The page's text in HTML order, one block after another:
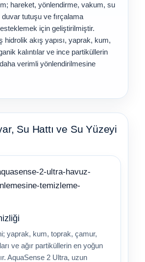
hareket, yönlendirme, vakum, su
tutuşu ve fırçalama
için geliştirilmiştir.
hidrolik akış yapısı, yaprak, kum,
kalıntılar ve ince partiküllerin
verimli yönlendirilmesine
Su Hattı ve Su Yüzeyi
yaprak, kum, toprak, çamur,
ve ağır partiküllerin en yoğun
AquaSense 2 Ultra, uzun